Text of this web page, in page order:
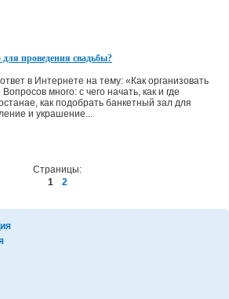
проведения свадьбы?
в Интернете на тему: «Как организовать
много: с чего начать, как и где
как подобрать банкетный зал для
и украшение...
Страницы:
1
2